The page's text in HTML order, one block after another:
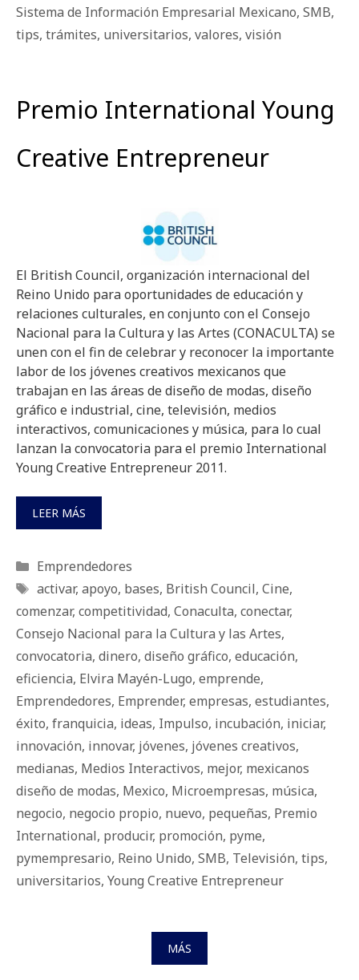
Sistema de Información Empresarial Mexicano, SMB,
tips, trámites, universitarios, valores, visión
Premio International Young
Creative Entrepreneur
El British Council, organización internacional del
Reino Unido para oportunidades de educación y
relaciones culturales, en conjunto con el Consejo
Nacional para la Cultura y las Artes (CONACULTA) se
unen con el fin de celebrar y reconocer la importante
labor de los jóvenes creativos mexicanos que
trabajan en las áreas de diseño de modas, diseño
gráfico e industrial, cine, televisión, medios
interactivos, comunicaciones y música, para lo cual
lanzan la convocatoria para el premio International
Young Creative Entrepreneur 2011.
LEER MÁS
Categorías
Emprendedores
Etiquetas
activar, apoyo, bases, British Council, Cine,
comenzar, competitividad, Conaculta, conectar,
Consejo Nacional para la Cultura y las Artes,
convocatoria, dinero, diseño gráfico, educación,
eficiencia, Elvira Mayén-Lugo, emprende,
Emprendedores, Emprender, empresas, estudiantes,
éxito, franquicia, ideas, Impulso, incubación, iniciar,
innovación, innovar, jóvenes, jóvenes creativos,
medianas, Medios Interactivos, mejor, mexicanos
diseño de modas, Mexico, Microempresas, música,
negocio, negocio propio, nuevo, pequeñas, Premio
International, producir, promoción, pyme,
pymempresario, Reino Unido, SMB, Televisión, tips,
universitarios, Young Creative Entrepreneur
MÁS